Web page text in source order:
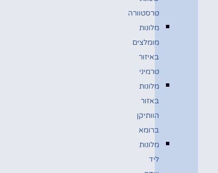
טרסטוורה
מלונות
מומלצים
באיזור
טרמיני
מלונות
באזור
הוותיקן
ברומא
מלונות
ליד